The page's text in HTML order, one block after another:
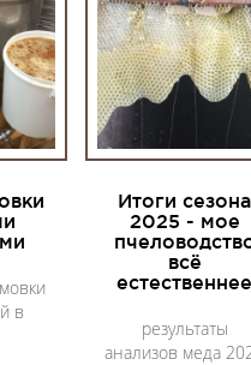
в
Итоги сезона
2025 - мое
всё
естественнее
результаты
анализов меда